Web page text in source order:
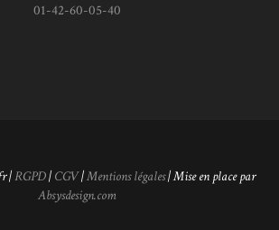
01-42-60-05-40
|RGPD| CGV|Mentions légales| Mise en place par
Absysdesign.com